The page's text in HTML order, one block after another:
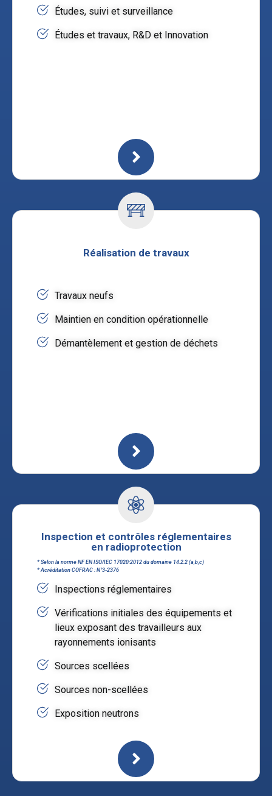
Études, suivi et surveillance
Études et travaux, R&D et Innovation
Réalisation de travaux
Travaux neufs
Maintien en condition opérationnelle
Démantèlement et gestion de déchets
Inspection et contrôles réglementaires
en radioprotection
* Selon la norme NF EN ISO/IEC 17020:2012 du domaine 14.2.2 (a,b,c)
* Acréditation COFRAC : N°3-2376
Inspections réglementaires
Vérifications initiales des équipements et
lieux exposant des travailleurs aux
rayonnements ionisants
Sources scellées
Sources non-scellées
Exposition neutrons